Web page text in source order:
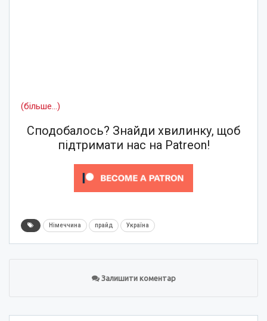
(більше…)
Сподобалось? Знайди хвилинку, щоб
підтримати нас на Patreon!
Німеччина прайд Україна
Залишити коментар